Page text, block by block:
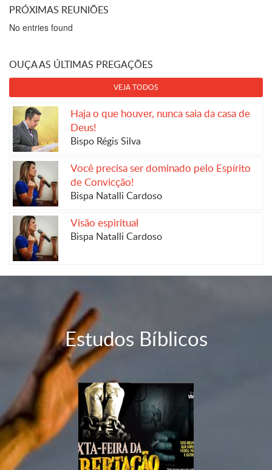
PRÓXIMAS REUNIÕES
No entries found
OUÇA AS ÚLTIMAS PREGAÇÕES
VEJA TODOS
Haja o que houver, nunca saia da casa de
Deus!
Bispo Régis Silva
Você precisa ser dominado pelo Espírito
de Convicção!
Bispa Natalli Cardoso
Visão espiritual
Bispa Natalli Cardoso
Estudos Bíblicos